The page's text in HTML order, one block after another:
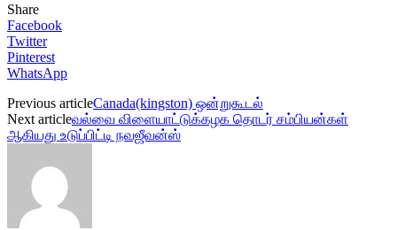
Share
Facebook
Twitter
Pinterest
WhatsApp
Previous articleCanada(kingston) ஒன்றுகூடல்
Next articleவல்வை விளையாட்டுக்கழக தொடர் சம்பியன்கள்
ஆகியது உடுப்பிட்டி நவஜீவன்ஸ்